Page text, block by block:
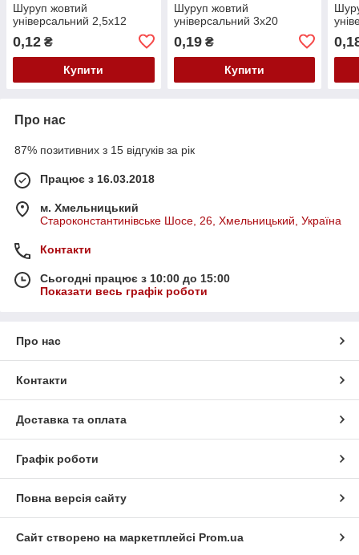
Шуруп жовтий
універсальний 2,5х12
0,12 ₴
Купити
Шуруп жовтий
універсальний 3х20
0,19₴
Купити
Про нас
87% позитивних з 15 відгуків за рік
Працює з 16.03.2018
м. Хмельницький
Староконстантинівське Шосе, 26, Хмельницький, Україна
Контакти
Сьогодні працює з 10:00 до 15:00
Показати весь графік роботи
Про нас
Контакти
Доставка та оплата
Графік роботи
Повна версія сайту
Сайт створено на маркетплейсі Prom.ua